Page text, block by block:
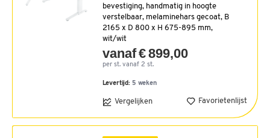
bevestiging, handmatig in hoogte
verstelbaar, melaminehars gecoat, B
2165 x D 800 x H 675-895 mm,
wit/wit
vanaf € 899,00
per st. vanaf 2 st.
Levertijd: 5 weken
Vergelijken Favorietenlijst